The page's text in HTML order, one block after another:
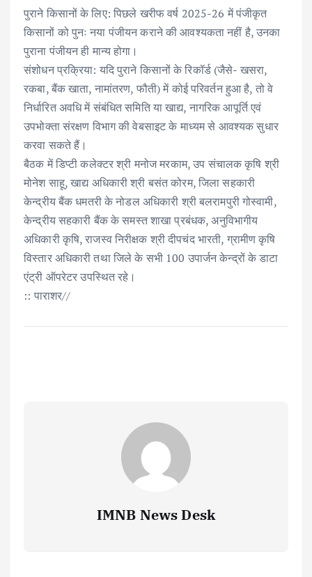
पुराने किसानों के लिए: पिछले खरीफ वर्ष 2025-26 में पंजीकृत
किसानों को पुनः नया पंजीयन कराने की आवश्यकता नहीं है, उनका
पुराना पंजीयन ही मान्य होगा।
संशोधन प्रक्रिया: यदि पुराने किसानों के रिकॉर्ड (जैसे- खसरा,
रकबा, बैंक खाता, नामांतरण, फौती) में कोई परिवर्तन हुआ है, तो वे
निर्धारित अवधि में संबंधित समिति या खाद्य, नागरिक आपूर्ति एवं
उपभोक्ता संरक्षण विभाग की वेबसाइट के माध्यम से आवश्यक सुधार
करवा सकते हैं।
बैठक में डिप्टी कलेक्टर श्री मनोज मरकाम, उप संचालक कृषि श्री
मोनेश साहू, खाद्य अधिकारी श्री बसंत कोरम, जिला सहकारी
केन्द्रीय बैंक धमतरी के नोडल अधिकारी श्री बलरामपुरी गोस्वामी,
केन्द्रीय सहकारी बैंक के समस्त शाखा प्रबंधक, अनुविभागीय
अधिकारी कृषि, राजस्व निरीक्षक श्री दीपचंद भारती, ग्रामीण कृषि
विस्तार अधिकारी तथा जिले के सभी 100 उपार्जन केन्द्रों के डाटा
एंट्री ऑपरेटर उपस्थित रहे।
:: पाराशर//
IMNB News Desk